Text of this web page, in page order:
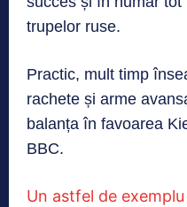
trupelor ruse.
Practic, mult timp
rachete și arme
balanța în favoarea
BBC.
Un astfel de